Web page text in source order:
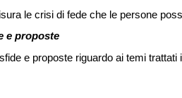
le crisi di fede che le persone
e proposte
e proposte riguardo ai temi